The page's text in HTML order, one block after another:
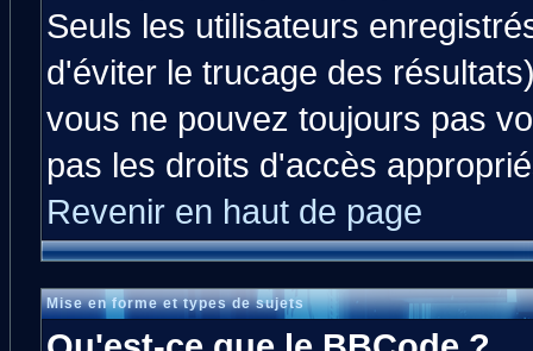
Seuls les utilisateurs
d'éviter le trucage des
vous ne pouvez toujours pas
pas les droits d'accès
Revenir en haut de page
Mise en forme et types de sujets